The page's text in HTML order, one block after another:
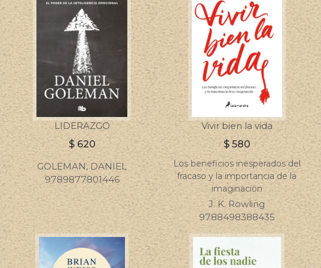
LIDERAZGO
$ 620
GOLEMAN, DANIEL
9789877801446
Vivir bien la vida
$ 580
Los beneficios inesperados del
fracaso y la importancia de la
imaginación
J. K. Rowling
9788498388435